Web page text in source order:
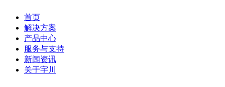
首页
解决方案
产品中心
服务与支持
新闻资讯
关于宇川